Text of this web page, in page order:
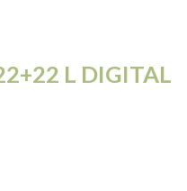
L DIGITAL